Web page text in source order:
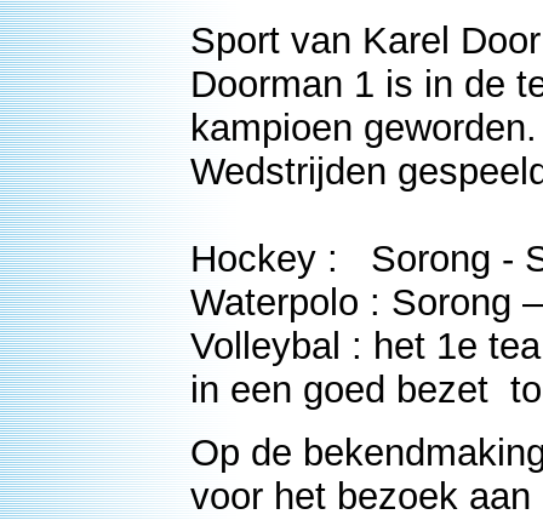
Sport van Karel
Doorman 1 is in de
kampioen geworden.
Wedstrijden
Hockey : Sorong -
Waterpolo : Sorong
Volleybal : het 1e
in een goed bezet
Op de
voor het bezoek